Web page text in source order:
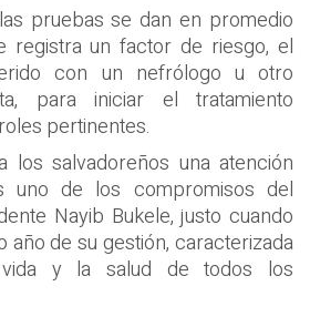
pruebas se dan en promedio
registra un factor de riesgo, el
con un nefrólogo u otro
para iniciar el tratamiento
pertinentes.
los salvadoreños una atención
uno de los compromisos del
Nayib Bukele, justo cuando
año de su gestión, caracterizada
y la salud de todos los